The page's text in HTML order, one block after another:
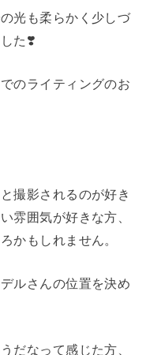
光も柔らかく少しづ
た❣️
のライティングのお
撮影されるのが好き
雰囲気が好きな方、
かもしれません。
ルさんの位置を決め
だなって感じた方、